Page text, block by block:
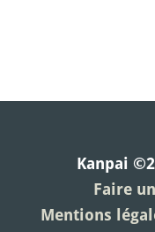
Kanpai
Faire
Mentions